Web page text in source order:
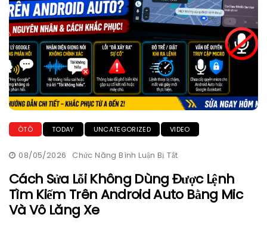
ÔTÔ TODAY UNCATEGORIZED VIDEO
08/05/2026 Chức Năng Bình Luận Bị Tắt
Sửa
Lỗi
Không
Dùng
Cách Sửa Lỗi Không Dùng Được Lệnh
Tìm Kiếm Trên Android Auto Bằng Mic
Và Vô Lăng Xe